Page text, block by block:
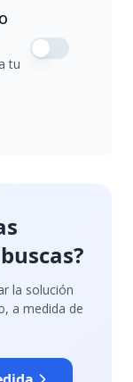
tu
la solución
a medida de